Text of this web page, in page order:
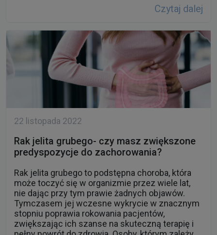
Czytaj dalej
22 listopada 2022
Rak jelita grubego- czy masz zwiększone
predyspozycje do zachorowania?
Rak jelita grubego to podstępna choroba, która
może toczyć się w organizmie przez wiele lat,
nie dając przy tym prawie żadnych objawów.
Tymczasem jej wczesne wykrycie w znacznym
stopniu poprawia rokowania pacjentów,
zwiększając ich szanse na skuteczną terapię i